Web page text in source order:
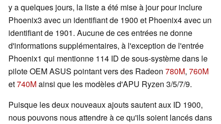
y a quelques jours, la liste a été mise à jour pour inclure
Phoenix3 avec un identifiant de 1900 et Phoenix4 avec un
identifiant de 1901. Aucune de ces entrées ne donne
d'informations supplémentaires, à l'exception de l'entrée
Phoenix1 qui mentionne 114 ID de sous-système dans le
pilote OEM ASUS pointant vers des Radeon 780M, 760M
et740Mainsi que les modèles d'APU Ryzen 3/5/7/9.
Puisque les deux nouveaux ajouts sautent aux ID 1900,
nous pouvons nous attendre à ce qu'ils soient lancés dans